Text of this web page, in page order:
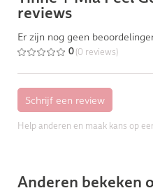
reviews
Er zijn nog geen
0 (0 reviews)
Help anderen en maak kans op
Anderen bekeken